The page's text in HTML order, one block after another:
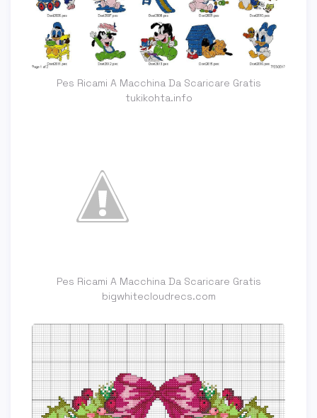
Pes Ricami A Macchina Da Scaricare Gratis
tukikohta.info
Pes Ricami A Macchina Da Scaricare Gratis
bigwhitecloudrecs.com